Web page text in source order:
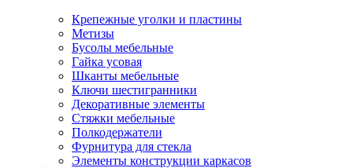
Крепежные уголки и пластины
Метизы
Бусолы мебельные
Гайка усовая
Шканты мебельные
Ключи шестигранники
Декоративные элементы
Стяжки мебельные
Полкодержатели
Фурнитура для стекла
Элементы конструкции каркасов